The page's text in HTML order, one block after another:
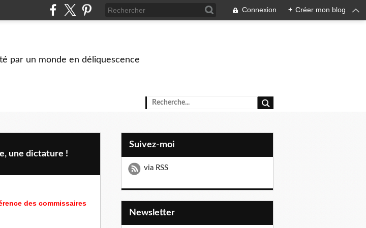
Connexion + Créer mon blog
par un monde en déliquescence
une dictature !
des commissaires
Suivez-moi
via RSS
Newsletter